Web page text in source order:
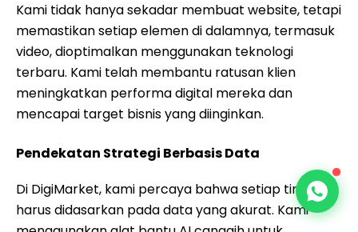
Kami tidak hanya sekadar membuat website, tetapi
memastikan setiap elemen di dalamnya, termasuk
video, dioptimalkan menggunakan teknologi
terbaru. Kami telah membantu ratusan klien
meningkatkan performa digital mereka dan
mencapai target bisnis yang diinginkan.
Pendekatan Strategi Berbasis Data
Di DigiMarket, kami percaya bahwa setiap tindakan
harus didasarkan pada data yang akurat. Kami